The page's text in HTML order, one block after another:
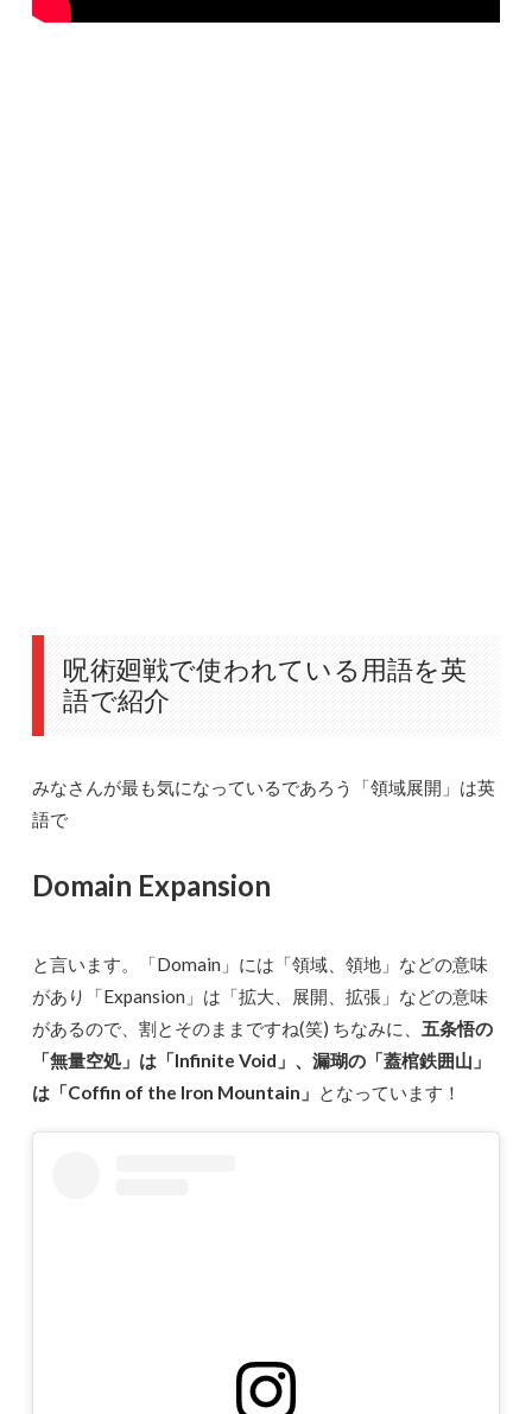
呪術廻戦で使われている用語を英
語で紹介
みなさんが最も気になっているであろう「領域展開」は英
語で
Domain Expansion
と言います。「Domain」には「領域、領地」などの意味
があり「Expansion」は「拡大、展開、拡張」などの意味
があるので、割とそのままですね(笑) ちなみに、 五条悟の
「無量空処」は「Infinite Void」、漏瑚の「蓋棺鉄囲山」
は「Coffin of the Iron Mountain」 となっています！